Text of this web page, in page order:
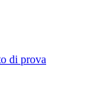
di prova